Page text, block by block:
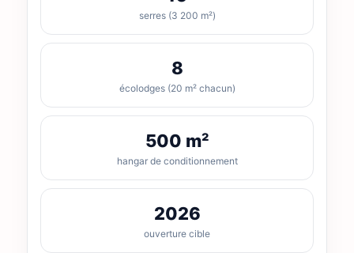
serres (3 200 m²)
8
écolodges (20 m² chacun)
500 m²
hangar de conditionnement
2026
ouverture cible